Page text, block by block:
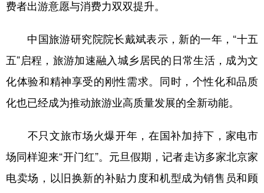
费者出游意愿与消费力双双提升。
中国旅游研究院院长戴斌表示，新的一年，“十五
五”启程，旅游加速融入城乡居民的日常生活，成为文
化体验和精神享受的刚性需求。同时，个性化和品质
化也已经成为推动旅游业高质量发展的全新动能。
不只文旅市场火爆开年，在国补加持下，家电市
场同样迎来“开门红”。元旦假期，记者走访多家北京家
电卖场，以旧换新的补贴力度和机型成为销售员和顾